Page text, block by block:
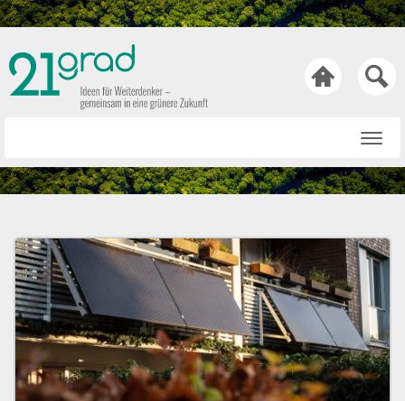

Rat & Tat
Technik & Trends
Bewusst & Sein
Hasen & Köpfe
Über uns